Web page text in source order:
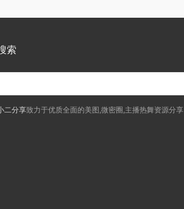
索
二分享致力于优质全面的美图,微密圈,主播热舞资源分享